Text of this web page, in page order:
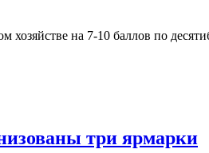
хозяйстве на 7-10 баллов по
три ярмарки